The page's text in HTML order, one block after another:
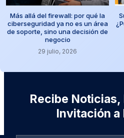
Más allá del firewall: por qué la
ciberseguridad ya no es un área
de soporte, sino una decisión de
negocio
29 julio, 2026
Recibe Noticias,
Invitación a